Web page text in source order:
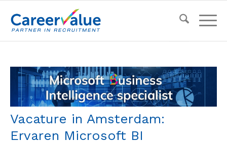
Vacature in Amsterdam:
Ervaren Microsoft BI